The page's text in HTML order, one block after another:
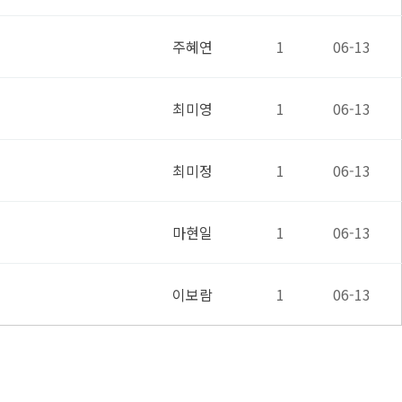
주혜연 1 06-13
최미영 1 06-13
최미정 1 06-13
마현일 1 06-13
이보람 1 06-13